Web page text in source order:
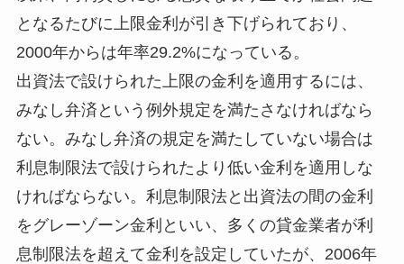
となるたびに上限金利が引き下げられており、
2000年からは年率29.2%になっている。
出資法で設けられた上限の金利を適用するには、
みなし弁済という例外規定を満たさなければなら
ない。みなし弁済の規定を満たしていない場合は
利息制限法で設けられたより低い金利を適用しな
ければならない。利息制限法と出資法の間の金利
をグレーゾーン金利といい、多くの貸金業者が利
息制限法を超えて金利を設定していたが、2006年